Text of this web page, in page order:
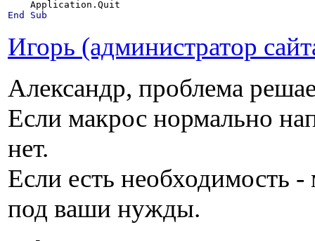
End
Sub
Игорь (администратор
Александр, проблема
Если макрос нормально
нет.
Если есть необходимость -
под ваши нужды.